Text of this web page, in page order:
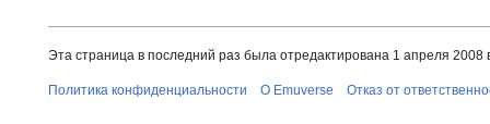
Эта страница в последний раз была отредактирована 1 апреля 2008
Политика конфиденциальности О Emuverse Отказ от